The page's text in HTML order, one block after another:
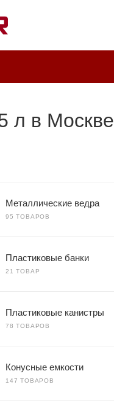
л в Москве
Металлические ведра
95 ТОВАРОВ
Пластиковые банки
21 ТОВАР
Пластиковые канистры
78 ТОВАРОВ
Конусные емкости
147 ТОВАРОВ